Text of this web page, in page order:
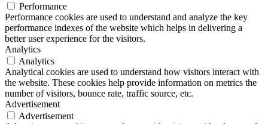
Performance
Performance cookies are used to understand and analyze the key
performance indexes of the website which helps in delivering a
better user experience for the visitors.
Analytics
Analytics
Analytical cookies are used to understand how visitors interact with
the website. These cookies help provide information on metrics the
number of visitors, bounce rate, traffic source, etc.
Advertisement
Advertisement